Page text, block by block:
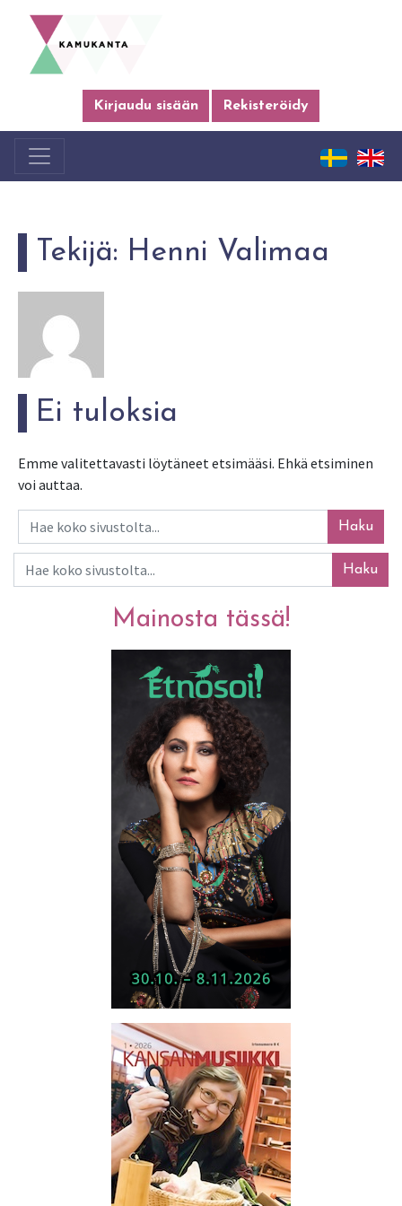
Kirjaudu sisään Rekisteröidy
Tekijä: Henni Valimaa
Ei tuloksia
Emme valitettavasti löytäneet etsimääsi. Ehkä etsiminen
voi auttaa.
Haku
Haku
Mainosta tässä!